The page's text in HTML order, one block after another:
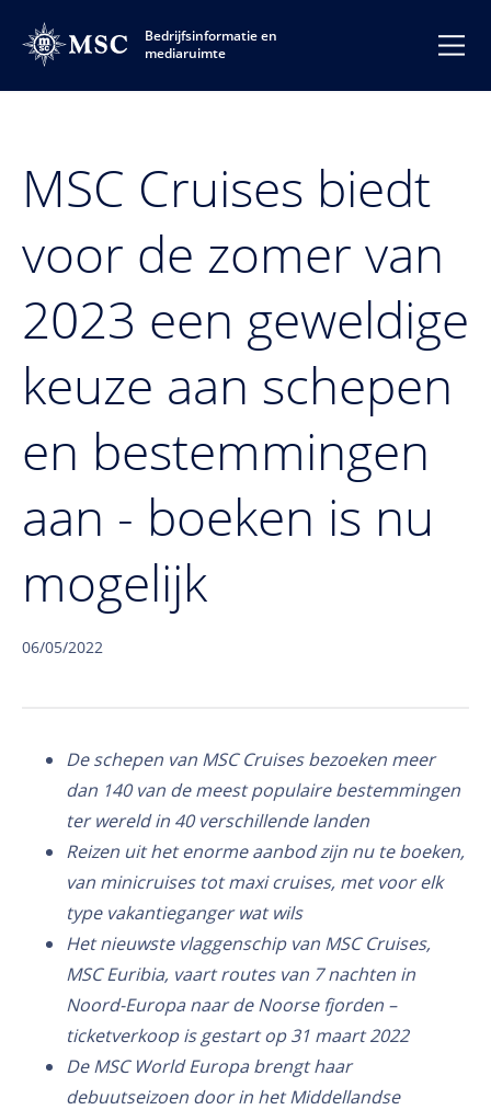
Bedrijfsinformatie en
mediaruimte
MSC Cruises biedt
voor de zomer van
2023 een geweldige
keuze aan schepen
en bestemmingen
aan - boeken is nu
mogelijk
06/05/2022
De schepen van MSC Cruises bezoeken meer
dan 140 van de meest populaire bestemmingen
ter wereld in 40 verschillende landen
Reizen uit het enorme aanbod zijn nu te boeken,
van minicruises tot maxi cruises, met voor elk
type vakantieganger wat wils
Het nieuwste vlaggenschip van MSC Cruises,
MSC Euribia, vaart routes van 7 nachten in
Noord-Europa naar de Noorse fjorden –
ticketverkoop is gestart op 31 maart 2022
De MSC World Europa brengt haar
debuutseizoen door in het Middellandse